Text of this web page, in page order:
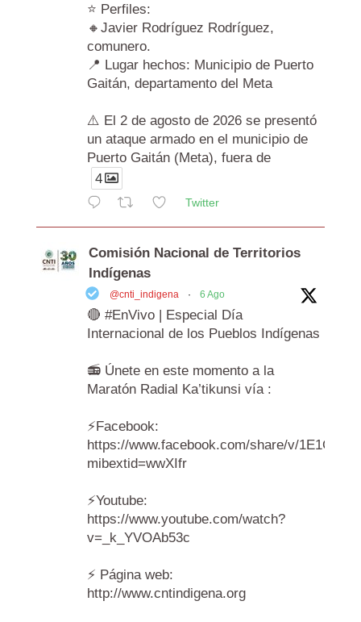
⭐ Perfiles:
🔸Javier Rodríguez Rodríguez,
comunero.
📍 Lugar hechos: Municipio de Puerto
Gaitán, departamento del Meta
⚠️ El 2 de agosto de 2026 se presentó
un ataque armado en el municipio de
Puerto Gaitán (Meta), fuera de
4
Twitter
Comisión Nacional de Territorios
Indígenas
@cnti_indigena · 6 Ago
🔴 #EnVivo | Especial Día
Internacional de los Pueblos Indígenas
📻 Únete en este momento a la
Maratón Radial Ka’tikunsi vía :
⚡️Facebook:
https://www.facebook.com/share/v/
mibextid=wwXIfr
⚡️Youtube:
https://www.youtube.com/watch?
v=_k_YVOAb53c
⚡️ Página web:
http://www.cntindigena.org